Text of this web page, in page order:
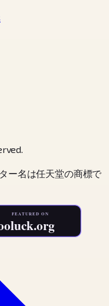
ー名は任天堂の商標で